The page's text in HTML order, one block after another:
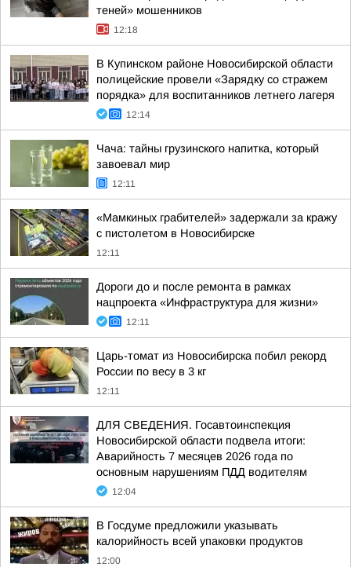
теней» мошенников
12:18
В Купинском районе Новосибирской области
полицейские провели «Зарядку со стражем
порядка» для воспитанников летнего лагеря
12:14
Чача: тайны грузинского напитка, который
завоевал мир
12:11
«Мамкиных грабителей» задержали за кражу
с пистолетом в Новосибирске
12:11
Дороги до и после ремонта в рамках
нацпроекта «Инфраструктура для жизни»
12:11
Царь-томат из Новосибирска побил рекорд
России по весу в 3 кг
12:11
ДЛЯ СВЕДЕНИЯ. Госавтоинспекция
Новосибирской области подвела итоги:
Аварийность 7 месяцев 2026 года по
основным нарушениям ПДД водителям
12:04
В Госдуме предложили указывать
калорийность всей упаковки продуктов
12:00